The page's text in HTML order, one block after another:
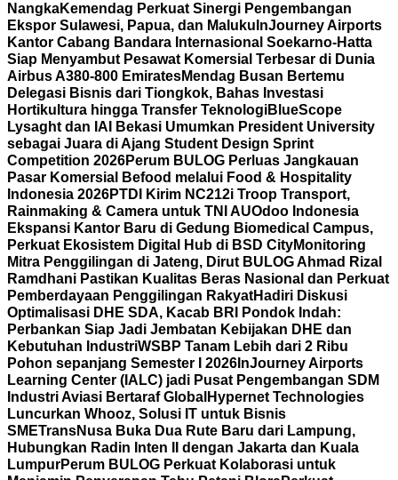
NangkaKemendag Perkuat Sinergi Pengembangan
Ekspor Sulawesi, Papua, dan Maluku InJourney Airports
Kantor Cabang Bandara Internasional Soekarno-Hatta
Siap Menyambut Pesawat Komersial Terbesar di Dunia
Airbus A380-800 EmiratesMendag Busan Bertemu
Delegasi Bisnis dari Tiongkok, Bahas Investasi
Hortikultura hingga Transfer TeknologiBlueScope
Lysaght dan IAI Bekasi Umumkan President University
sebagai Juara di Ajang Student Design Sprint
Competition 2026Perum BULOG Perluas Jangkauan
Pasar Komersial Befood melalui Food & Hospitality
Indonesia 2026PTDI Kirim NC212i Troop Transport,
Rainmaking & Camera untuk TNI AUOdoo Indonesia
Ekspansi Kantor Baru di Gedung Biomedical Campus,
Perkuat Ekosistem Digital Hub di BSD CityMonitoring
Mitra Penggilingan di Jateng, Dirut BULOG Ahmad Rizal
Ramdhani Pastikan Kualitas Beras Nasional dan Perkuat
Pemberdayaan Penggilingan RakyatHadiri Diskusi
Optimalisasi DHE SDA, Kacab BRI Pondok Indah:
Perbankan Siap Jadi Jembatan Kebijakan DHE dan
Kebutuhan IndustriWSBP Tanam Lebih dari 2 Ribu
Pohon sepanjang Semester I 2026 InJourney Airports
Learning Center (IALC) jadi Pusat Pengembangan SDM
Industri Aviasi Bertaraf Global Hypernet Technologies
Luncurkan Whooz, Solusi IT untuk Bisnis
SMETransNusa Buka Dua Rute Baru dari Lampung,
Hubungkan Radin Inten II dengan Jakarta dan Kuala
LumpurPerum BULOG Perkuat Kolaborasi untuk